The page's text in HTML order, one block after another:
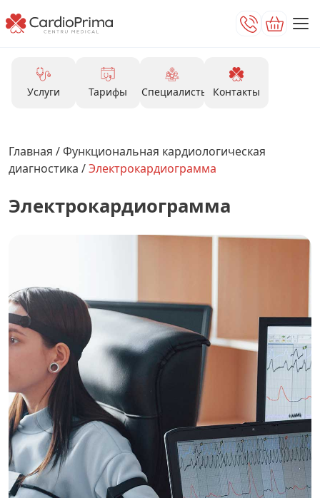
Услуги Тарифы Специалисты Контакты
Главная /Функциональная кардиологическая
диагностика /Электрокардиограмма
Электрокардиограмма